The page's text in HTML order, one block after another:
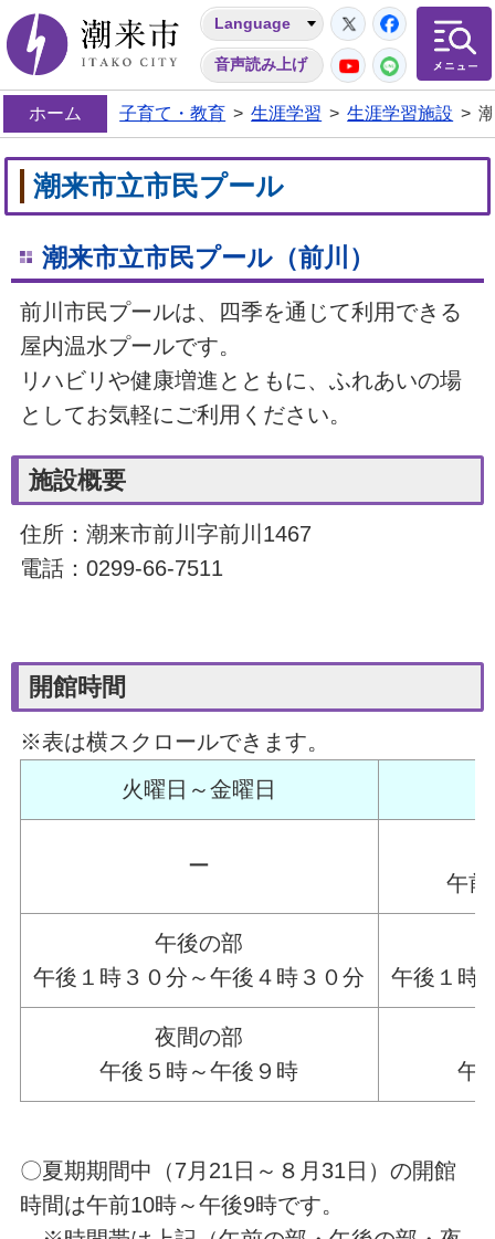
潮来市
Language
音声読み上げ
Twitter
YouTube
LINE
ホーム 子育て・教育 > 生涯学習 > 生涯学習施設 >
潮来市立市民プール
潮来市立市民プール（前川）
前川市民プールは、四季を通じて利用できる
屋内温水プールです。
リハビリや健康増進とともに、ふれあいの場
としてお気軽にご利用ください。
施設概要
住所：潮来市前川字前川1467
電話：0299-66-7511
開館時間
※表は横スクロールできます。
火曜日～金曜日
ー
午
午後の部
午後１時３０分～午後４時３０分
午後１時
夜間の部
午後５時～午後９時
午
〇夏期期間中（7月21日～８月31日）の開館
時間は午前10時～午後9時です。